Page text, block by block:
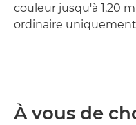
couleur jusqu'à 1,20
ordinaire
À vous de